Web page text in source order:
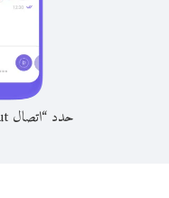
حدد “اتصال Viber Out” من عنوان المحادثة